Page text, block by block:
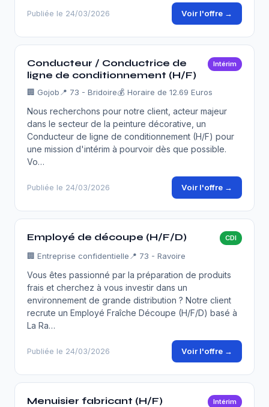
Publiée le 24/03/2026 Voir l'offre →
Conducteur / Conductrice de
ligne de conditionnement (H/F)
Intérim
🏢 Gojob 📍 73 - Bridoire💰 Horaire de 12.69 Euros
Nous recherchons pour notre client, acteur majeur
dans le secteur de la peinture décorative, un
Conducteur de ligne de conditionnement (H/F) pour
une mission d'intérim à pourvoir dès que possible.
Vo…
Publiée le 24/03/2026 Voir l'offre →
Employé de découpe (H/F/D) CDI
🏢 Entreprise confidentielle 📍 73 - Ravoire
Vous êtes passionné par la préparation de produits
frais et cherchez à vous investir dans un
environnement de grande distribution ? Notre client
recrute un Employé Fraîche Découpe (H/F/D) basé à
La Ra…
Publiée le 24/03/2026 Voir l'offre →
Menuisier fabricant (H/F) Intérim